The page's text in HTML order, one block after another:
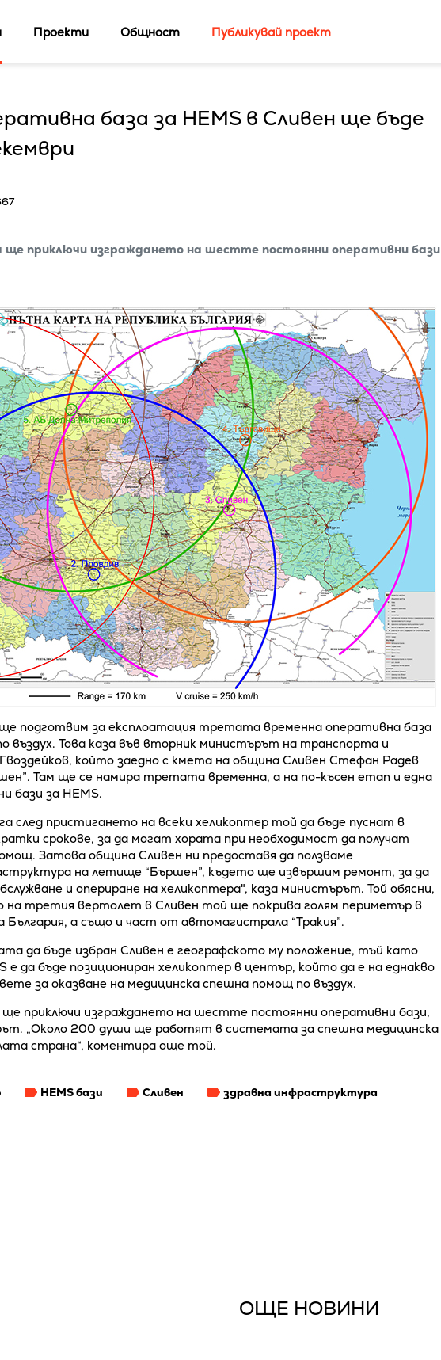
Проекти Общност Публикувай проект
база за HEMS в Сливен ще бъде
ще приключи изграждането на шестте постоянни оперативни бази
подготвим за експлоатация третата временна оперативна база
въздух. Това каза във вторник министърът на транспорта и
който заедно с кмета на община Сливен Стефан Радев
Там ще се намира третата временна, а на по-късен етап и една
бази за HEMS.
след пристигането на всеки хеликоптер той да бъде пуснат в
срокове, за да могат хората при необходимост да получат
Затова община Сливен ни предоставя да ползваме
на летище “Бършен”, където ще извършим ремонт, за да
и опериране на хеликоптера", каза министърът. Той обясни,
на третия вертолет в Сливен той ще покрива голям периметър в
а също и част от автомагистрала “Тракия”.
да бъде избран Сливен е географското му положение, тъй като
е да бъде позициониран хеликоптер в център, който да е на еднакво
за оказване на медицинска спешна помощ по въздух.
ще приключи изграждането на шестте постоянни оперативни бази,
„Около 200 души ще работят в системата за спешна медицинска
страна“, коментира още той.
HEMS бази Сливен здравна инфраструктура
ОЩЕ НОВИНИ